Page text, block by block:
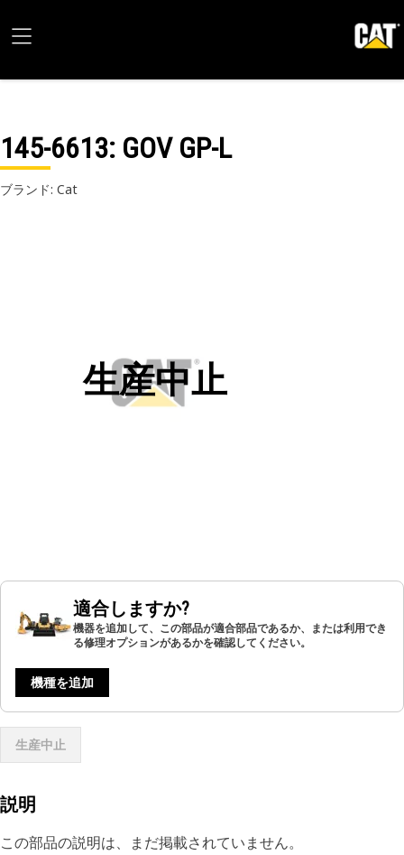
145-6613: GOV GP-L
ブランド: Cat
生産中止
適合しますか?
機器を追加して、この部品が適合部品であるか、または利用でき
る修理オプションがあるかを確認してください。
機種を追加
生産中止
説明
この部品の説明は、まだ掲載されていません。